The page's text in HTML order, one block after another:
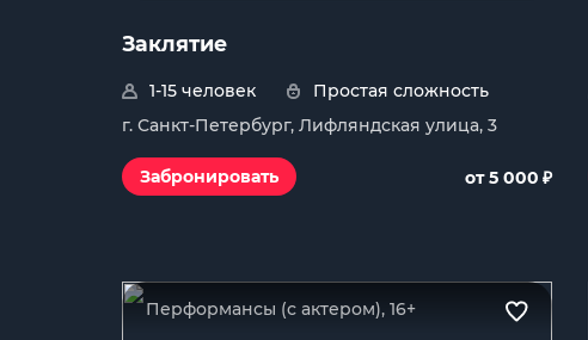
Заклятие
1-15 человек
Простая сложность
г. Санкт-Петербург, Лифляндская улица, 3
Забронировать от 5 000 ₽
Перформансы (с актером), 16+